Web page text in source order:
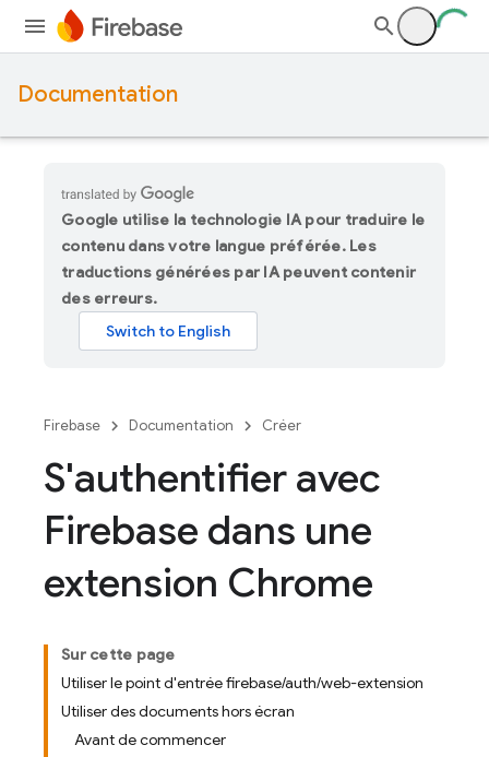
Documentation
Google utilise la technologie IA pour traduire le
contenu dans votre langue préférée. Les
traductions générées par IA peuvent contenir
des erreurs.
Firebase Documentation Créer
S'authentifier avec
Firebase dans une
extension Chrome
Sur cette page
Utiliser le point d'entrée firebase/auth/web-extension
Utiliser des documents hors écran
Avant de commencer